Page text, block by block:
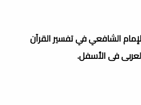
الشافعي في تفسير القرآن
فى الأسفل.